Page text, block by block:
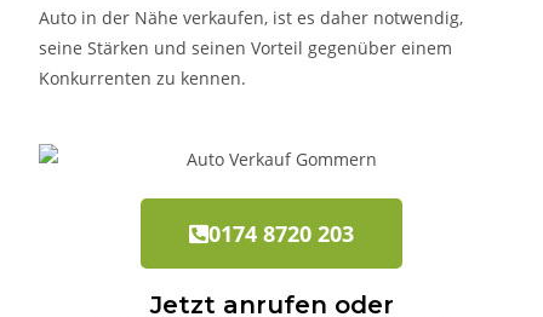
Auto in der Nähe verkaufen, ist es daher notwendig,
seine Stärken und seinen Vorteil gegenüber einem
Konkurrenten zu kennen.
0174 8720 203
Jetzt anrufen oder